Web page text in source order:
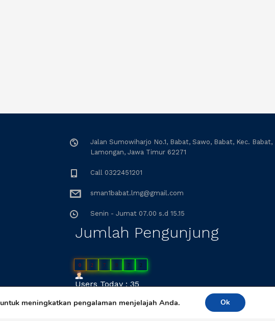
Jalan Sumowiharjo No.1, Babat, Sawo, Babat, Kec.
Lamongan, Jawa Timur 62271
Call 0322451201
sman1babat.lmg@gmail.com
Senin - Jumat 07.00 s.d 15.15
Jumlah Pengunjung
0 2 7 9 7 2
Users Today : 35
Users Yesterday : 59
meningkatkan pengalaman menjelajah Anda. Ok